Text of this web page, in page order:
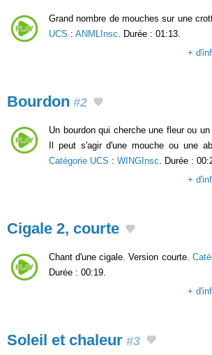
Grand nombre de mouches sur une
UCS : ANMLInsc. Durée : 01:13.
+
Bourdon #2
Un bourdon qui cherche une fleur ou
Il peut s'agir d'une mouche ou une
Catégorie UCS : WINGInsc . Durée :
+
Cigale 2, courte
Chant d'une cigale. Version courte.
Durée : 00:19.
+
Soleil et chaleur #3